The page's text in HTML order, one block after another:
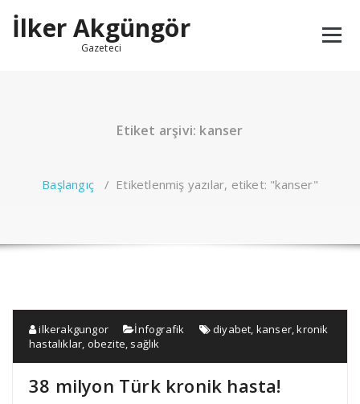
geçİlker Akgüngör
Gazeteci
Etiket arşivi: kanser
Başlangıç / Etiketlenmiş yazılar, etiket: "kanser"
ilkerakgungor İnfografik diyabet, kanser,kronik
hastalıklar, obezite, sağlık
38 milyon Türk kronik hasta!